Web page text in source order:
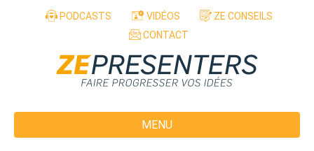
Aller au contenu
PODCASTS VIDÉOS
ZE CONSEILS
CONTACT
MENU